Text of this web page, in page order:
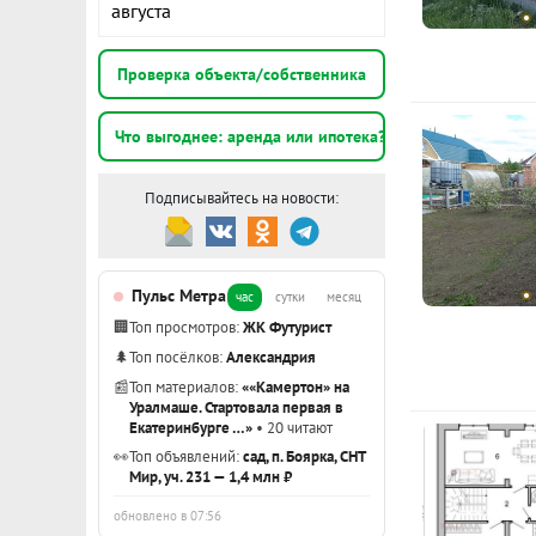
августа
Проверка объекта/собственника
Что выгоднее: аренда или ипотека?
Подписывайтесь на новости:
Пульс Метра час сутки месяц
🏢Топ просмотров:ЖК Футурист
🌲Топ посёлков:Александрия
📰Топ материалов:««Камертон» на
Уралмаше. Стартовала первая в
Екатеринбурге …» • 20 читают
👀Топ объявлений:сад, п. Боярка, СНТ
Мир, уч. 231 — 1,4 млн ₽
обновлено в 07:56
Возможна
двушку или
под шкаф,
назначения.
Дом, где
разве не
окружении
где не
воздухом и
созвездия